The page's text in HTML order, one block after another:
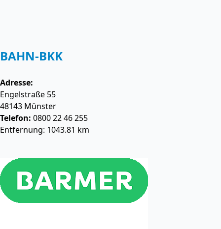
BAHN-BKK
Adresse:
Engelstraße 55
48143 Münster
Telefon: 0800 22 46 255
Entfernung: 1043.81 km